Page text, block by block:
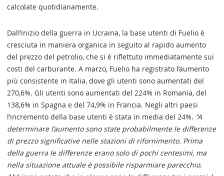
calcolate quotidianamente.
Dall’inizio della guerra in Ucraina, la base utenti di Fuelio è
cresciuta in maniera organica in seguito al rapido aumento
del prezzo del petrolio, che si è riflettuto immediatamente sui
costi del carburante. A marzo, Fuelio ha registrato l’aumento
più consistente in Italia, dove gli utenti sono aumentati del
270,6%. Gli utenti sono aumentati del 224% in Romania, del
138,6% in Spagna e del 74,9% in Francia. Negli altri paesi
l’incremento della base utenti è stata in media del 24%. “A
determinare l’aumento sono state probabilmente le differenze
di prezzo significative nelle stazioni di rifornimento. Prima
della guerra le differenze erano solo di pochi centesimi, ma
nella situazione attuale è possibile risparmiare parecchio.